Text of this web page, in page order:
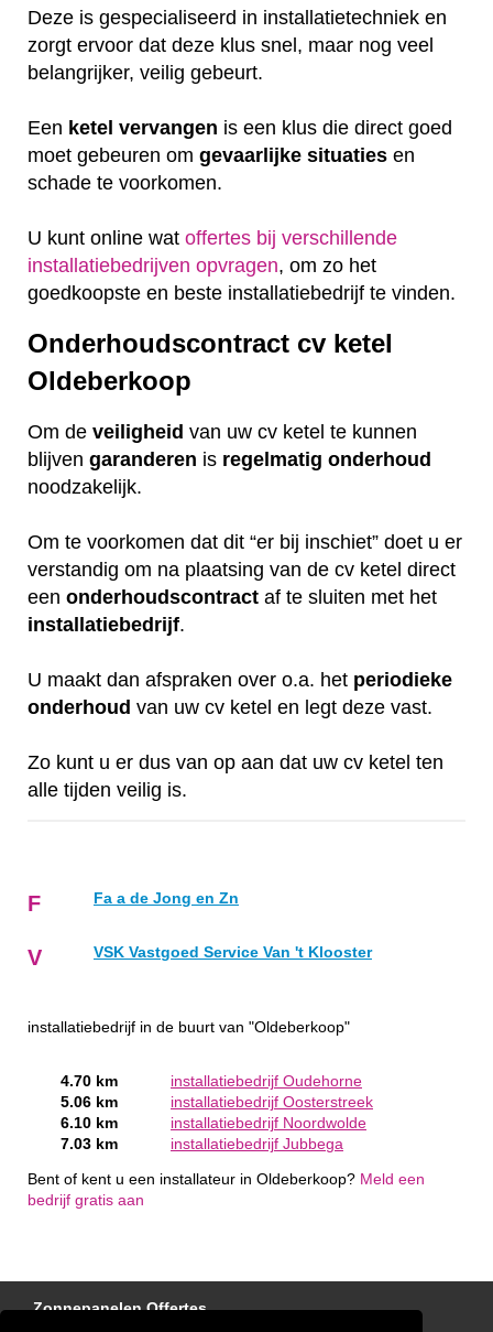
Deze is gespecialiseerd in installatietechniek en
zorgt ervoor dat deze klus snel, maar nog veel
belangrijker, veilig gebeurt.
Een ketel vervangen is een klus die direct goed
moet gebeuren om gevaarlijke situaties en
schade te voorkomen.
U kunt online wat offertes bij verschillende
installatiebedrijven opvragen, om zo het
goedkoopste en beste installatiebedrijf te vinden.
Onderhoudscontract cv ketel
Oldeberkoop
Om de veiligheid van uw cv ketel te kunnen
blijven garanderen is regelmatig onderhoud
noodzakelijk.
Om te voorkomen dat dit “er bij inschiet” doet u er
verstandig om na plaatsing van de cv ketel direct
een onderhoudscontract af te sluiten met het
installatiebedrijf.
U maakt dan afspraken over o.a. het periodieke
onderhoud van uw cv ketel en legt deze vast.
Zo kunt u er dus van op aan dat uw cv ketel ten
alle tijden veilig is.
F Fa a de Jong en Zn
V VSK Vastgoed Service Van 't Klooster
installatiebedrijf in de buurt van "Oldeberkoop"
4.70 km
installatiebedrijf Oudehorne
5.06 km
installatiebedrijf Oosterstreek
6.10 km
installatiebedrijf Noordwolde
7.03 km
installatiebedrijf Jubbega
Bent of kent u een installateur in Oldeberkoop? Meld een
bedrijf gratis aan
Zonnepanelen Offertes